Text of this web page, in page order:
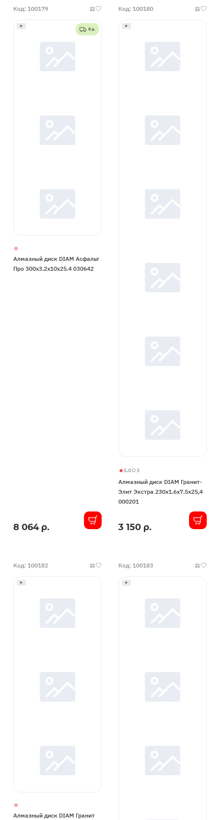
Код: 100179
0 р.
Алмазный диск DIAM Асфальт
Про 300x3.2x10x25.4 030642
В
8 064 р.
Код: 100180
Алмазный
диск
DIAM
Экстра
5.0
5
3 3
Алмазный диск DIAM Гранит-
Элит Экстра 230x1.6x7.5x25,4
000201
В
3 150 р.
Код: 100182
Алмазный диск DIAM Гранит
Код: 100183